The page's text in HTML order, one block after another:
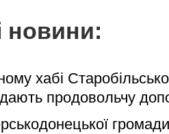
новини:
хабі
продовольчу